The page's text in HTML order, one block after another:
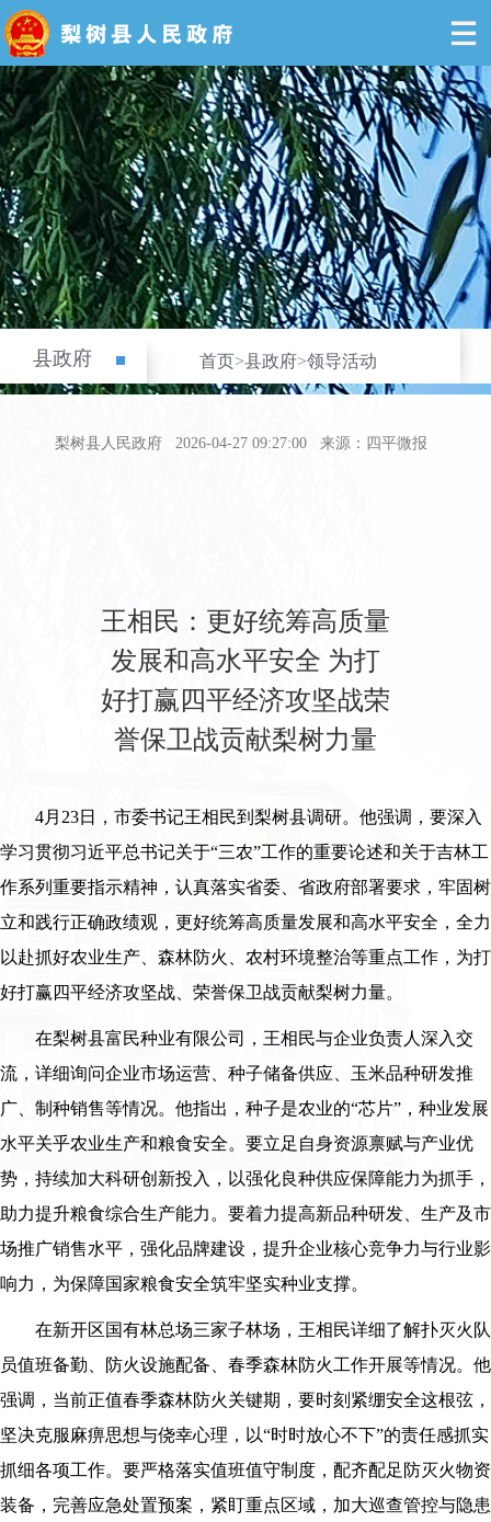
县政府 首页>县政府>领导活动
梨树县人民政府 2026-04-27 09:27:00 来源：四平微报
王相民：更好统筹高质量
发展和高水平安全 为打
好打赢四平经济攻坚战荣
誉保卫战贡献梨树力量
4月23日，市委书记王相民到梨树县调研。他强调，要深入
学习贯彻习近平总书记关于“三农”工作的重要论述和关于吉林工
作系列重要指示精神，认真落实省委、省政府部署要求，牢固树
立和践行正确政绩观，更好统筹高质量发展和高水平安全，全力
以赴抓好农业生产、森林防火、农村环境整治等重点工作，为打
好打赢四平经济攻坚战、荣誉保卫战贡献梨树力量。
在梨树县富民种业有限公司，王相民与企业负责人深入交
流，详细询问企业市场运营、种子储备供应、玉米品种研发推
广、制种销售等情况。他指出，种子是农业的“芯片”，种业发展
水平关乎农业生产和粮食安全。要立足自身资源禀赋与产业优
势，持续加大科研创新投入，以强化良种供应保障能力为抓手，
助力提升粮食综合生产能力。要着力提高新品种研发、生产及市
场推广销售水平，强化品牌建设，提升企业核心竞争力与行业影
响力，为保障国家粮食安全筑牢坚实种业支撑。
在新开区国有林总场三家子林场，王相民详细了解扑灭火队
员值班备勤、防火设施配备、春季森林防火工作开展等情况。他
强调，当前正值春季森林防火关键期，要时刻紧绷安全这根弦，
坚决克服麻痹思想与侥幸心理，以“时时放心不下”的责任感抓实
抓细各项工作。要严格落实值班值守制度，配齐配足防灭火物资
装备，完善应急处置预案，紧盯重点区域，加大巡查管控与隐患